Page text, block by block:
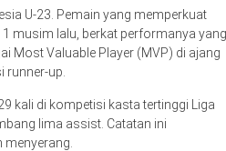
U-23. Pemain yang memperkuat
musim lalu, berkat performanya yang
Most Valuable Player (MVP) di ajang
runner-up.
kali di kompetisi kasta tertinggi Liga
lima assist. Catatan ini